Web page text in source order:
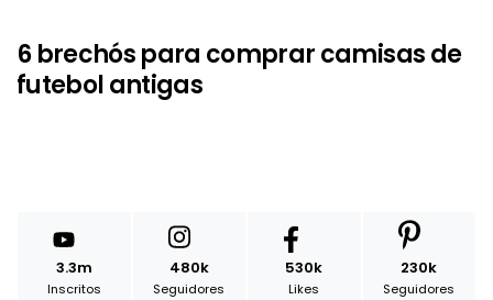
6 brechós para comprar camisas de
futebol antigas
3.3m
Inscritos
480k
Seguidores
530k
Likes
230k
Seguidores